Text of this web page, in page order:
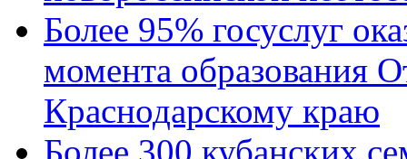
Более 95% госуслуг
момента образования
Краснодарскому краю
Более 300 кубанских